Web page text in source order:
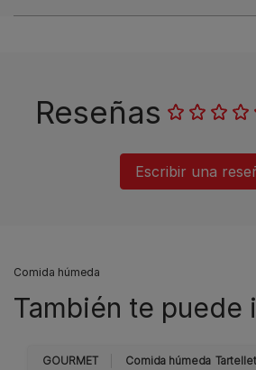
Reseñas
Escribir una
Comida húmeda
También te puede
GOURMET Comida húmeda